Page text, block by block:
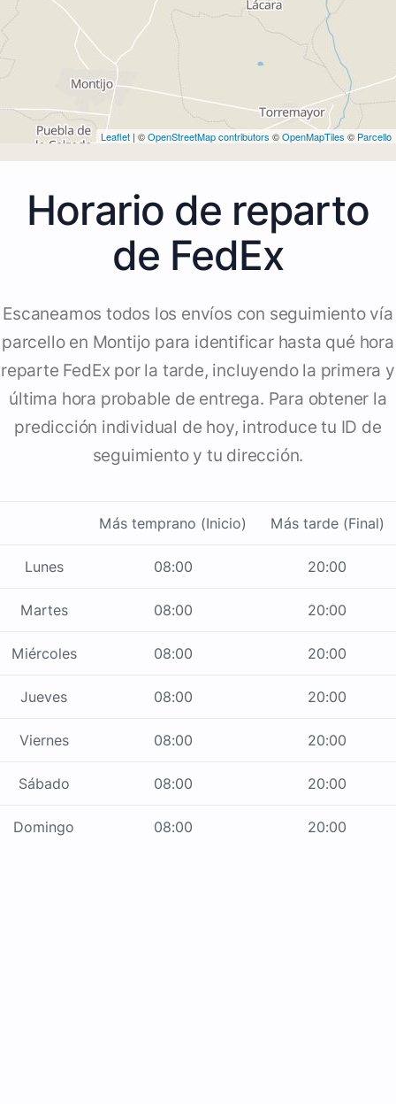
Leaflet | ©OpenStreetMap contributors ©OpenMapTiles © Parcello
Horario de reparto
de FedEx
Escaneamos todos los envíos con seguimiento vía
parcello en Montijo para identificar hasta qué hora
reparte FedEx por la tarde, incluyendo la primera y
última hora probable de entrega. Para obtener la
predicción individual de hoy, introduce tu ID de
seguimiento y tu dirección.
Más temprano (Inicio) Más tarde (Final)
Lunes 08:00 20:00
Martes 08:00 20:00
Miércoles 08:00 20:00
Jueves 08:00 20:00
Viernes 08:00 20:00
Sábado 08:00 20:00
Domingo 08:00 20:00